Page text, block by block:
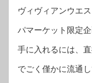
ヴィヴィアンウエ
パマーケット限定
手に入れるには、
でごく僅かに流通